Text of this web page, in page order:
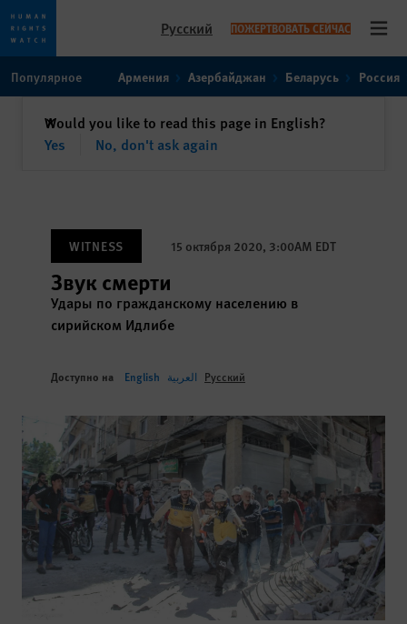
toto
content
Русский ПОЖЕРТВОВАТЬ СЕЙЧАС
Популярное Армения Азербайджан Беларусь Россия
Would you like to read this page in English?
Yes
No, don't ask again
✕закрыть
WITNESS 15 октября 2020, 3:00AM EDT
Звук смерти
Удары по гражданскому населению в
сирийском Идлибе
Доступно на English العربية Русский